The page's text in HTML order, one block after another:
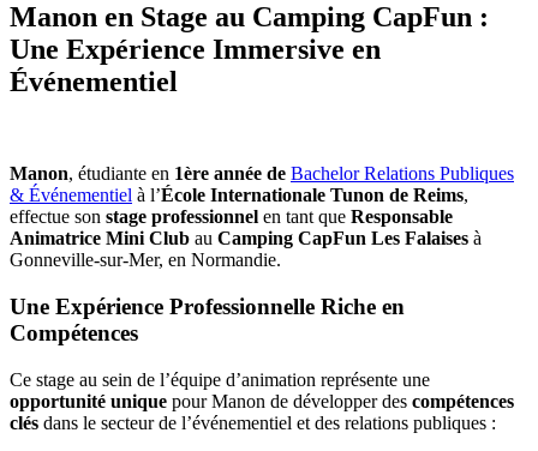
Manon en Stage au Camping CapFun :
Une Expérience Immersive en
Événementiel
Manon, étudiante en 1ère année de Bachelor Relations Publiques
& Événementiel à l’École Internationale Tunon de Reims,
effectue son stage professionnel en tant que Responsable
Animatrice Mini Club au Camping CapFun Les Falaises à
Gonneville-sur-Mer, en Normandie.
Une Expérience Professionnelle Riche en
Compétences
Ce stage au sein de l’équipe d’animation représente une
opportunité unique pour Manon de développer des compétences
clés dans le secteur de l’événementiel et des relations publiques :